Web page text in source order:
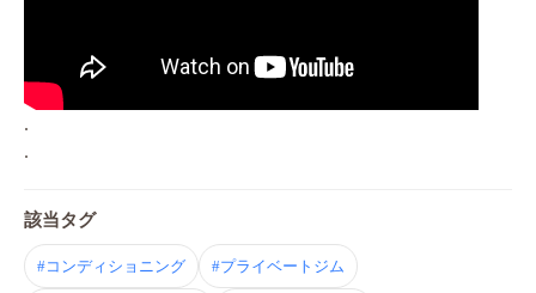
.
.
該当タグ
#コンディショニング #プライベートジム